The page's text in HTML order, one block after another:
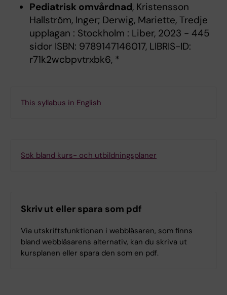
Pediatrisk omvårdnad, Kristensson
Hallström, Inger; Derwig, Mariette, Tredje
upplagan : Stockholm : Liber, 2023 - 445
sidor ISBN: 9789147146017, LIBRIS-ID:
r71k2wcbpvtrxbk6, *
This syllabus in English
Sök bland kurs- och utbildningsplaner
Skriv ut eller spara som pdf
Via utskriftsfunktionen i webbläsaren, som finns
bland webbläsarens alternativ, kan du skriva ut
kursplanen eller spara den som en pdf.